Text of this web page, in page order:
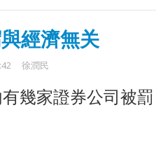
經濟無关
徐潤民
有幾家證券公司被